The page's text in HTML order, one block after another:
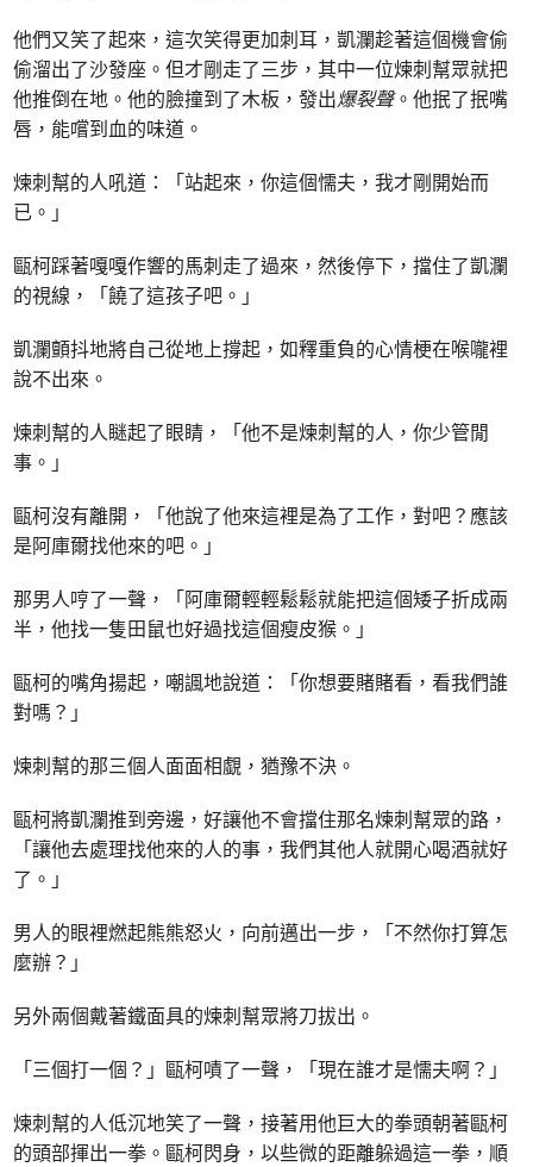
他們又笑了起來，這次笑得更加刺耳，凱瀾趁著這個機會偷
偷溜出了沙發座。但才剛走了三步，其中一位煉刺幫眾就把
他推倒在地。他的臉撞到了木板，發出爆裂聲。他抿了抿嘴
唇，能嚐到血的味道。
煉刺幫的人吼道：「站起來，你這個懦夫，我才剛開始而
已。」
甌柯踩著嘎嘎作響的馬刺走了過來，然後停下，擋住了凱瀾
的視線，「饒了這孩子吧。」
凱瀾顫抖地將自己從地上撐起，如釋重負的心情梗在喉嚨裡
說不出來。
煉刺幫的人瞇起了眼睛，「他不是煉刺幫的人，你少管閒
事。」
甌柯沒有離開，「他說了他來這裡是為了工作，對吧？應該
是阿庫爾找他來的吧。」
那男人哼了一聲，「阿庫爾輕輕鬆鬆就能把這個矮子折成兩
半，他找一隻田鼠也好過找這個瘦皮猴。」
甌柯的嘴角揚起，嘲諷地說道：「你想要賭賭看，看我們誰
對嗎？」
煉刺幫的那三個人面面相覷，猶豫不決。
甌柯將凱瀾推到旁邊，好讓他不會擋住那名煉刺幫眾的路，
「讓他去處理找他來的人的事，我們其他人就開心喝酒就好
了。」
男人的眼裡燃起熊熊怒火，向前邁出一步，「不然你打算怎
麼辦？」
另外兩個戴著鐵面具的煉刺幫眾將刀拔出。
「三個打一個？」甌柯嘖了一聲，「現在誰才是懦夫啊？」
煉刺幫的人低沉地笑了一聲，接著用他巨大的拳頭朝著甌柯
的頭部揮出一拳。甌柯閃身，以些微的距離躲過這一拳，順